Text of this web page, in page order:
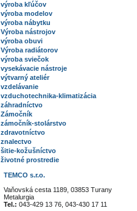
výroba kľúčov
výroba modelov
výroba nábytku
Výroba nástrojov
výroba obuvi
Výroba radiátorov
výroba sviečok
vysekávacie nástroje
výtvarný ateliér
vzdelávanie
vzduchotechnika-klimatizácia
záhradníctvo
Zámočník
zámočník-stolárstvo
zdravotníctvo
znalectvo
šitie-kožušníctvo
životné prostredie
TEMCO s.r.o.
Vaňovská cesta 1189, 03853 Turany
Metalurgia
Tel.: 043-429 13 76, 043-430 17 11